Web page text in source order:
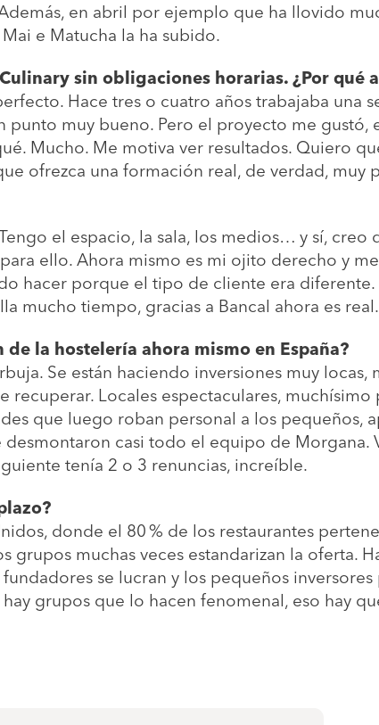
en abril por ejemplo que ha llovido
e Matucha la ha subido.
sin obligaciones horarias. ¿Por qué
Hace tres o cuatro años trabajaba una
punto muy bueno. Pero el proyecto me
Mucho. Me motiva ver resultados. Quiero
ofrezca una formación real, de verdad, muy
el espacio, la sala, los medios… y sí, creo
ello. Ahora mismo es mi ojito derecho y
hacer porque el tipo de cliente era diferente.
mucho tiempo, gracias a Bancal ahora es real.
la hostelería ahora mismo en España?
Se están haciendo inversiones muy locas,
recuperar. Locales espectaculares,
que luego roban personal a los pequeños,
casi todo el equipo de Morgana.
tenía 2 o 3 renuncias, increíble.
donde el 80 % de los restaurantes
grupos muchas veces estandarizan la oferta.
se lucran y los pequeños inversores
grupos que lo hacen fenomenal, eso hay